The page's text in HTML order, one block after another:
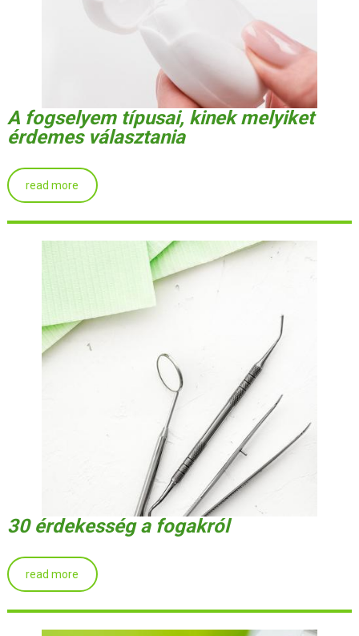
A fogselyem típusai, kinek melyiket
érdemes választania
read more
30 érdekesség a fogakról
read more